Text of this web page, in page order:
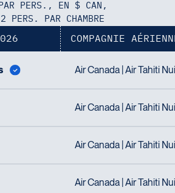
PERS., EN $ CAN,
PERS. PAR CHAMBRE
COMPAGNIE
Air Canada | Air Tahiti Nui
Air Canada | Air Tahiti Nui
Air Canada | Air Tahiti Nui
Air Canada | Air Tahiti Nui
844-869-
-